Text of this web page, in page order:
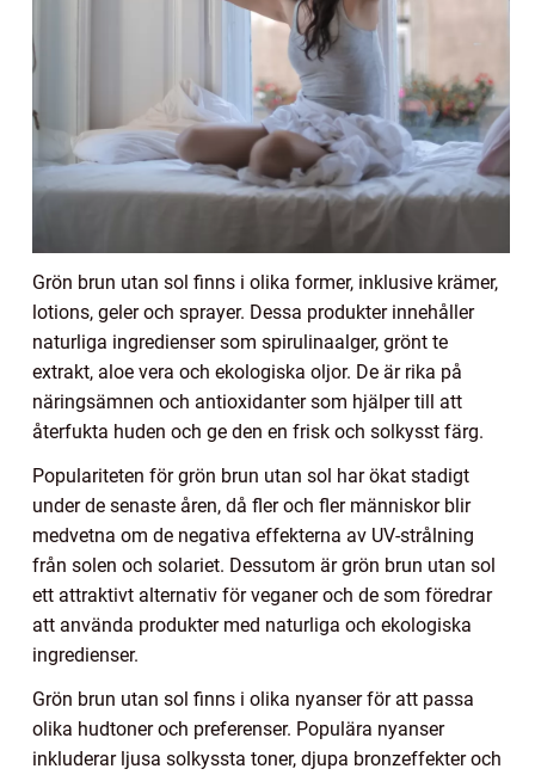
Grön brun utan sol finns i olika former, inklusive krämer,
lotions, geler och sprayer. Dessa produkter innehåller
naturliga ingredienser som spirulinaalger, grönt te
extrakt, aloe vera och ekologiska oljor. De är rika på
näringsämnen och antioxidanter som hjälper till att
återfukta huden och ge den en frisk och solkysst färg.
Populariteten för grön brun utan sol har ökat stadigt
under de senaste åren, då fler och fler människor blir
medvetna om de negativa effekterna av UV-strålning
från solen och solariet. Dessutom är grön brun utan sol
ett attraktivt alternativ för veganer och de som föredrar
att använda produkter med naturliga och ekologiska
ingredienser.
Grön brun utan sol finns i olika nyanser för att passa
olika hudtoner och preferenser. Populära nyanser
inkluderar ljusa solkyssta toner, djupa bronzeffekter och